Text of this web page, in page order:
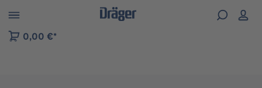
to B2B platform navigation
0,00 €*